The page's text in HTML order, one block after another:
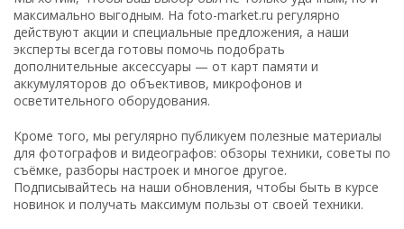
максимально выгодным. На foto-market.ru регулярно
действуют акции и специальные предложения, а наши
эксперты всегда готовы помочь подобрать
дополнительные аксессуары — от карт памяти и
аккумуляторов до объективов, микрофонов и
осветительного оборудования.
Кроме того, мы регулярно публикуем полезные материалы
для фотографов и видеографов: обзоры техники, советы по
съёмке, разборы настроек и многое другое.
Подписывайтесь на наши обновления, чтобы быть в курсе
новинок и получать максимум пользы от своей техники.